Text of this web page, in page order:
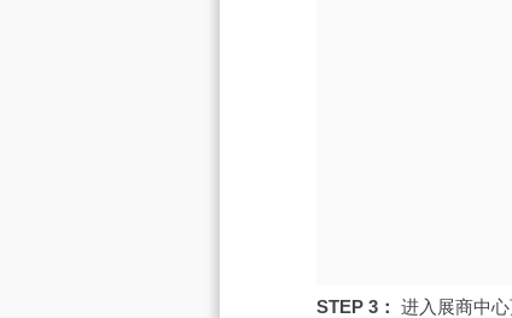
STEP 3： 进入展商中